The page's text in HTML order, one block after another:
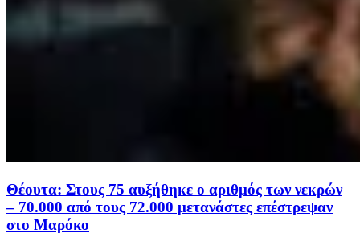
Θέουτα: Στους 75 αυξήθηκε ο αριθμός των νεκρών
– 70.000 από τους 72.000 μετανάστες επέστρεψαν
στο Μαρόκο